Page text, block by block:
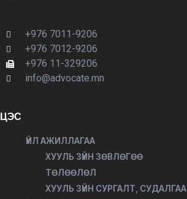
+976 7011-9206
+976 7012-9206
+976 11-329206
info@advocate.mn
ЦЭС
ҮЙЛ АЖИЛЛАГАА
ХУУЛЬ ЗҮЙН ЗӨВЛӨГӨӨ
ТӨЛӨӨЛӨЛ
ХУУЛЬ ЗҮЙН СУРГАЛТ, СУДАЛГАА